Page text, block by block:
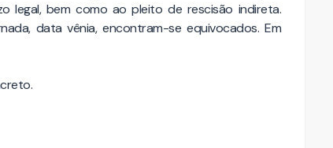
legal, bem como ao pleito de rescisão indireta.
data vênia, encontram-se equivocados. Em